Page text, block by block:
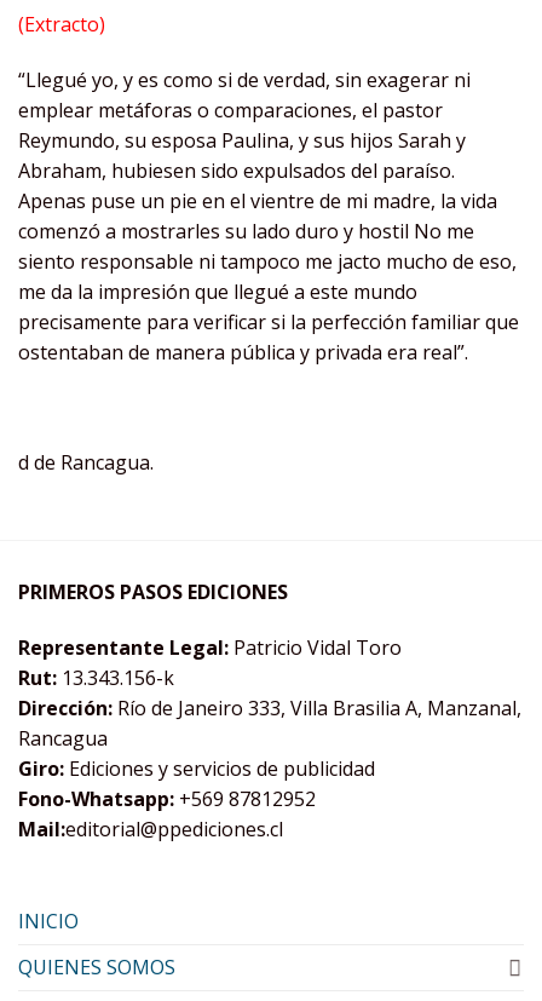
(Extracto)
“Llegué yo, y es como si de verdad, sin exagerar ni
emplear metáforas o comparaciones, el pastor
Reymundo, su esposa Paulina, y sus hijos Sarah y
Abraham, hubiesen sido expulsados del paraíso.
Apenas puse un pie en el vientre de mi madre, la vida
comenzó a mostrarles su lado duro y hostil No me
siento responsable ni tampoco me jacto mucho de eso,
me da la impresión que llegué a este mundo
precisamente para verificar si la perfección familiar que
ostentaban de manera pública y privada era real”.
d de Rancagua.
PRIMEROS PASOS EDICIONES
Representante Legal: Patricio Vidal Toro
Rut: 13.343.156-k
Dirección: Río de Janeiro 333, Villa Brasilia A, Manzanal,
Rancagua
Giro: Ediciones y servicios de publicidad
Fono-Whatsapp: +569 87812952
Mail:editorial@ppediciones.cl
INICIO
QUIENES SOMOS